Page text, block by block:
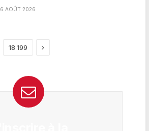
6 AOÛT 2026
18 199 Next